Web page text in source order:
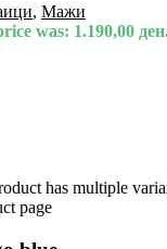
, Мажи
was: 1.190,00
has multiple
page